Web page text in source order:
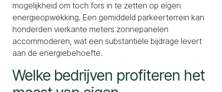
mogelijkheid om toch fors in te zetten op eigen
energieopwekking. Een gemiddeld parkeerterrein kan
honderden vierkante meters zonnepanelen
accommoderen, wat een substantiële bijdrage levert
aan de energiebehoefte.
Welke bedrijven profiteren het